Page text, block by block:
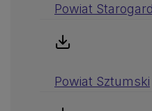
Powiat
Powiat Sztumski